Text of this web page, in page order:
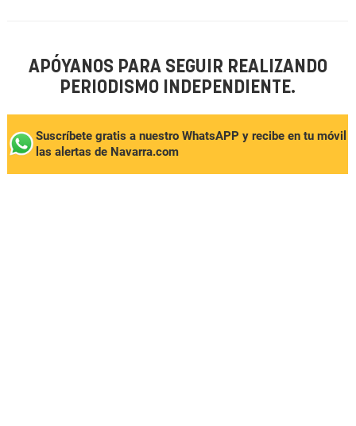
APÓYANOS PARA SEGUIR REALIZANDO
PERIODISMO INDEPENDIENTE.
Suscríbete gratis a nuestro WhatsAPP y recibe en tu móvil
las alertas de Navarra.com